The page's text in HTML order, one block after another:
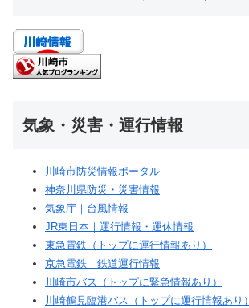
気象・災害・運行情報
川崎市防災情報ポータル
神奈川県防災・災害情報
気象庁｜台風情報
JR東日本｜運行情報・運休情報
東急電鉄（トップに運行情報あり）
京急電鉄｜鉄道運行情報
川崎市バス（トップに緊急情報あり）
川崎鶴見臨港バス（トップに運行情報あり）